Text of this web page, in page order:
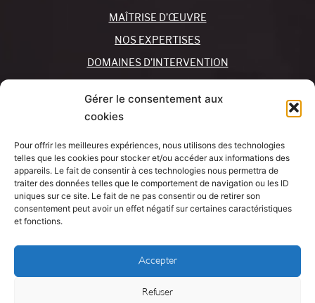
Gérer le consentement aux
cookies
Pour offrir les meilleures expériences, nous utilisons des technologies
telles que les cookies pour stocker et/ou accéder aux informations des
appareils. Le fait de consentir à ces technologies nous permettra de
traiter des données telles que le comportement de navigation ou les ID
uniques sur ce site. Le fait de ne pas consentir ou de retirer son
consentement peut avoir un effet négatif sur certaines caractéristiques
et fonctions.
Accepter
Refuser
MAÎTRISE D’ŒUVRE
NOS EXPERTISES
DOMAINES D’INTERVENTION
REJOIGNEZ-NOUS !
MON COMPTE
SUIVEZ-NOUS !
Mentions légales
Politique de cookies
J’AI UN
PROJET